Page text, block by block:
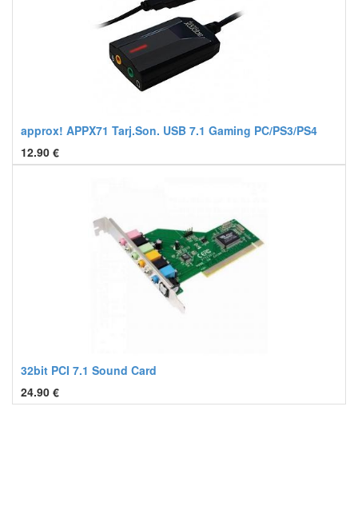
approx! APPX71 Tarj.Son. USB 7.1 Gaming PC/PS3/PS4
12.90 €
32bit PCI 7.1 Sound Card
24.90 €